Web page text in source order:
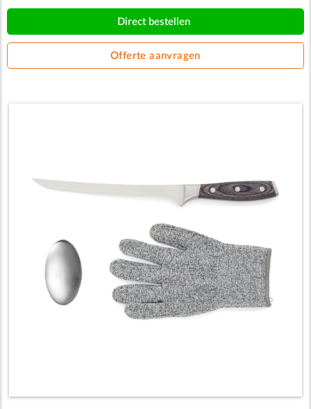
Direct bestellen
Offerte aanvragen